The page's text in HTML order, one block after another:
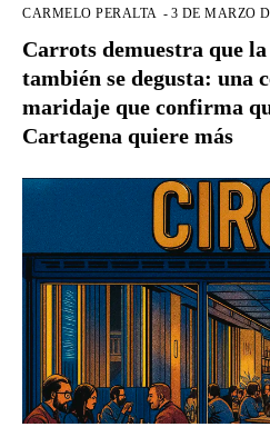
CARMELO PERALTA - 3 DE MARZO
Carrots demuestra que la
también se degusta: una
maridaje que confirma
Cartagena quiere más